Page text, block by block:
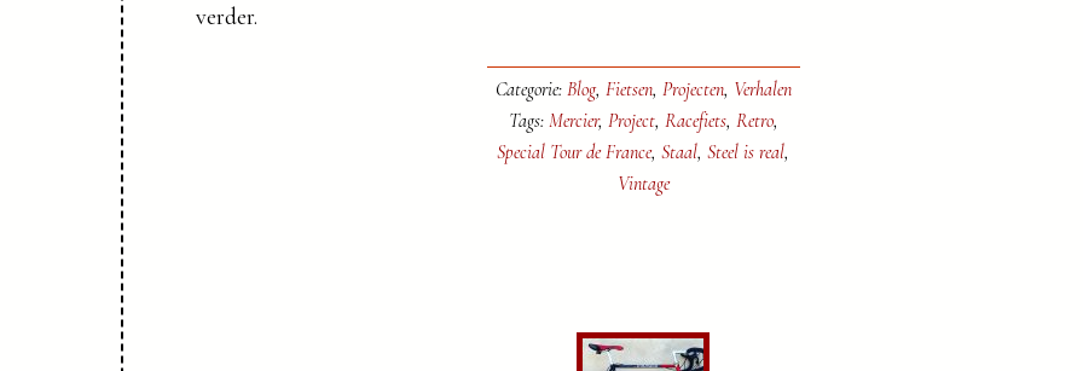
verder.
Categorie: Blog, Fietsen, Projecten, Verhalen
Tags: Mercier, Project, Racefiets, Retro,
Special Tour de France, Staal, Steel is real,
Vintage